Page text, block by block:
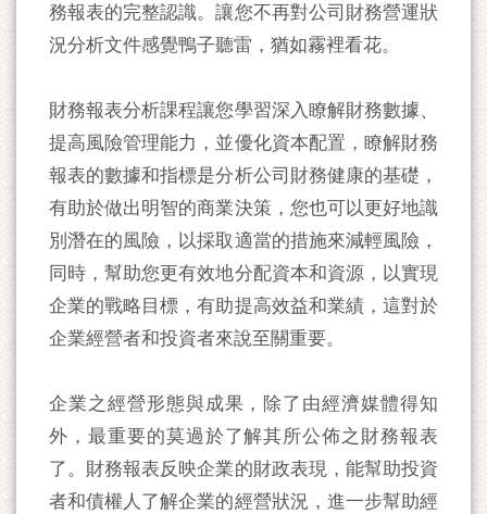
務報表的完整認識。讓您不再對公司財務營運狀
況分析文件感覺鴨子聽雷，猶如霧裡看花。
財務報表分析課程讓您學習深入瞭解財務數據、
提高風險管理能力，並優化資本配置，瞭解財務
報表的數據和指標是分析公司財務健康的基礎，
有助於做出明智的商業決策，您也可以更好地識
別潛在的風險，以採取適當的措施來減輕風險，
同時，幫助您更有效地分配資本和資源，以實現
企業的戰略目標，有助提高效益和業績，這對於
企業經營者和投資者來說至關重要。
企業之經營形態與成果，除了由經濟媒體得知
外，最重要的莫過於了解其所公佈之財務報表
了。財務報表反映企業的財政表現，能幫助投資
者和債權人了解企業的經營狀況，進一步幫助經